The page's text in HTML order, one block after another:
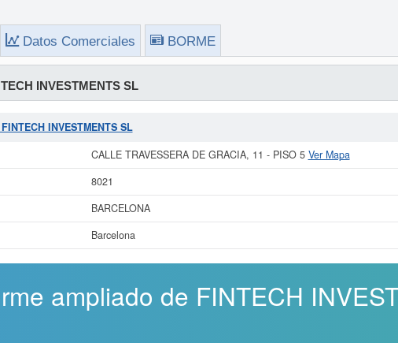
Datos Comerciales BORME
INVESTMENTS SL
INVESTMENTS SL
CALLE TRAVESSERA DE GRACIA, 11 - PISO 5 Ver Mapa
8021
BARCELONA
Barcelona
ampliado de FINTECH